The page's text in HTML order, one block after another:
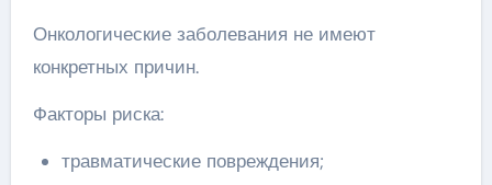
Онкологические заболевания не имеют
конкретных причин.
Факторы риска:
травматические повреждения;